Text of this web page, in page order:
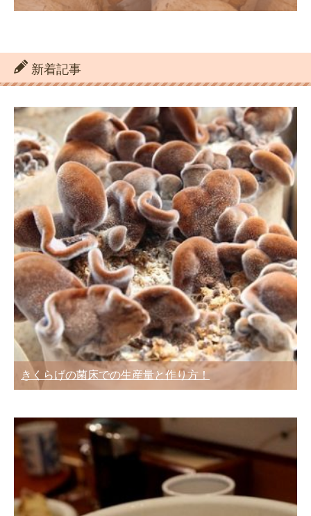
新着記事
きくらげの菌床での生産量と作り方！